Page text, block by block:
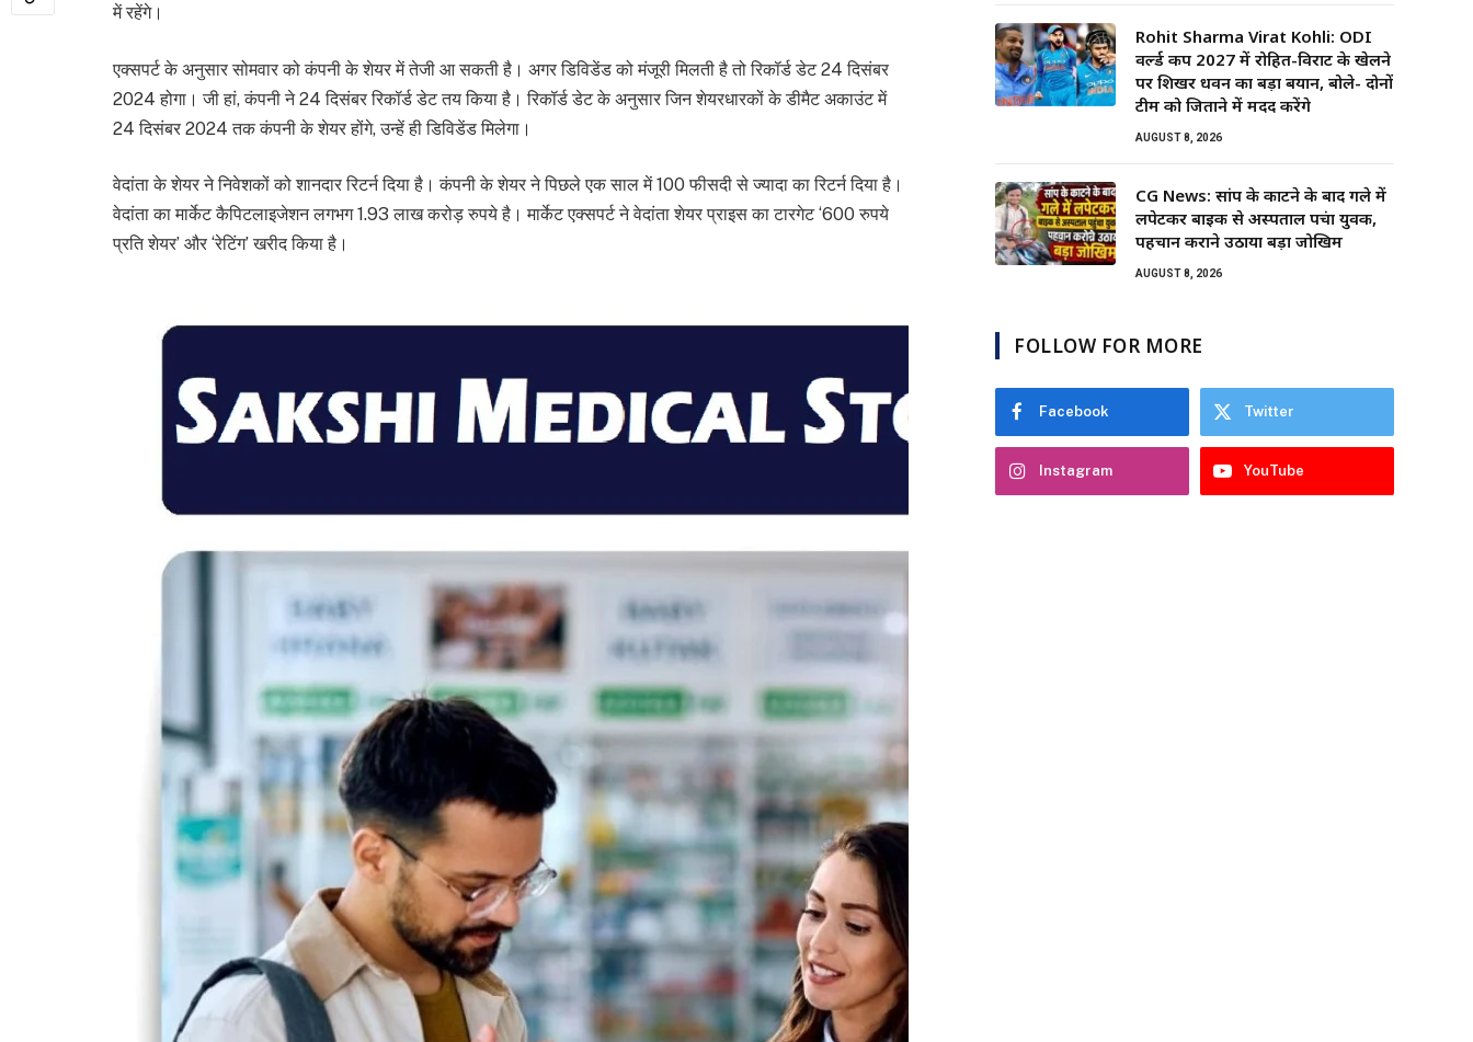
में रहेंगे।
एक्सपर्ट के अनुसार सोमवार को कंपनी के शेयर में तेजी आ सकती है। अगर डिविडेंड को मंजूरी मिलती है तो रिकॉर्ड डेट 24 दिसंबर
2024 होगा। जी हां, कंपनी ने 24 दिसंबर रिकॉर्ड डेट तय किया है। रिकॉर्ड डेट के अनुसार जिन शेयरधारकों के डीमैट अकाउंट में
24 दिसंबर 2024 तक कंपनी के शेयर होंगे, उन्हें ही डिविडेंड मिलेगा।
वेदांता के शेयर ने निवेशकों को शानदार रिटर्न दिया है। कंपनी के शेयर ने पिछले एक साल में 100 फीसदी से ज्यादा का रिटर्न दिया है।
वेदांता का मार्केट कैपिटलाइजेशन लगभग 1.93 लाख करोड़ रुपये है। मार्केट एक्सपर्ट ने वेदांता शेयर प्राइस का टारगेट ‘600 रुपये
प्रति शेयर’ और ‘रेटिंग’ खरीद किया है।
Rohit Sharma Virat Kohli: ODI
वर्ल्ड कप 2027 में रोहित-विराट के खेलने
पर शिखर धवन का बड़ा बयान, बोले- दोनों
टीम को जिताने में मदद करेंगे
AUGUST 8, 2026
CG News: सांप के काटने के बाद गले में
लपेटकर बाइक से अस्पताल पहुंचा युवक,
पहचान कराने उठाया बड़ा जोखिम
AUGUST 8, 2026
FOLLOW FOR MORE
Facebook Twitter
Instagram YouTube